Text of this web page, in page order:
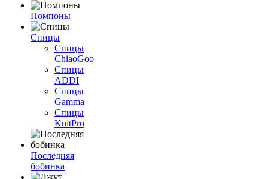
Помпоны
Спицы
Спицы
ChiaoGoo
Спицы
ADDI
Спицы
Gamma
Спицы
KnitPro
Последняя
бобинка